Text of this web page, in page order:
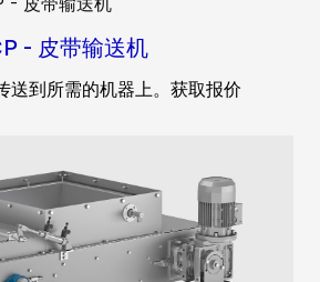
- 皮带输送机
送到所需的机器上。获取报价